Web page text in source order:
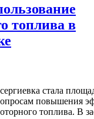
топлива в
стала
повышения
топлива. В